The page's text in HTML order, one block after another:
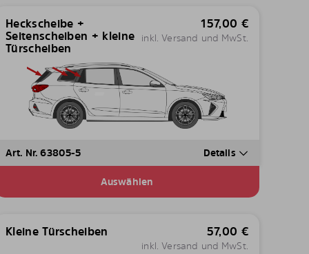
Heckscheibe +
Seitenscheiben + kleine
Türscheiben
157,00 €
inkl. Versand und MwSt.
Art. Nr. 63805-5 Details
Auswählen
Kleine Türscheiben 57,00 €
inkl. Versand und MwSt.